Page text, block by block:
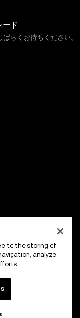
ード
らくお待ちください。
to the storing of
analyze